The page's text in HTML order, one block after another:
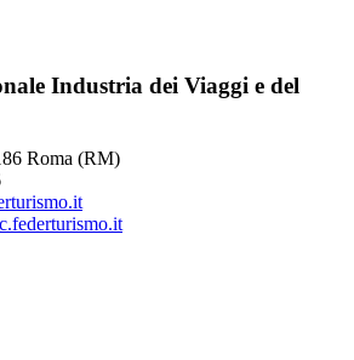
Industria dei Viaggi e del
Roma (RM)